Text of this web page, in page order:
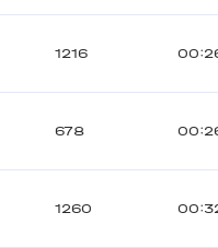
1216
678
1260